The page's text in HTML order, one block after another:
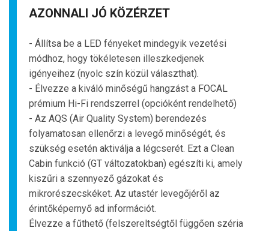
AZONNALI JÓ KÖZÉRZET
- Állítsa be a LED fényeket mindegyik vezetési
módhoz, hogy tökéletesen illeszkedjenek
igényeihez (nyolc szín közül választhat).
- Élvezze a kiváló minőségű hangzást a FOCAL
prémium Hi-Fi rendszerrel (opcióként rendelhető)
- Az AQS (Air Quality System) berendezés
folyamatosan ellenőrzi a levegő minőségét, és
szükség esetén aktiválja a légcserét. Ezt a Clean
Cabin funkció (GT változatokban) egészíti ki, amely
kiszűri a szennyező gázokat és
mikrorészecskéket. Az utastér levegőjéről az
érintőképernyő ad információt.
Élvezze a fűthető (felszereltségtől függően széria